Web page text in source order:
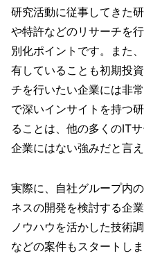
研究活動に従事してきた
や特許などのリサーチを
別化ポイントです。また
有していることも初期投
チを行いたい企業には非
で深いインサイトを持つ
ることは、他の多くのIT
企業にはない強みだと言え
実際に、自社グループ内
ネスの開発を検討する企
ノウハウを活かした技術
などの案件もスタートし